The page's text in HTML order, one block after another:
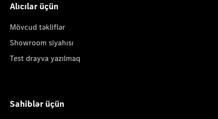
Alıcılar üçün
Mövcud təkliflər
Showroom siyahısı
Test drayva yazılmaq
Sahiblər üçün